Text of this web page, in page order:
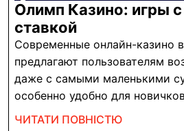
Олимп Казино: игры
ставкойОлимп
Казино:
игры
с
минимальной
ставкой
Современные онлайн-казино
предлагают пользователям
даже с самыми маленькими
особенно удобно для
ЧИТАТИ ПОВНІСТЮЧИТАТИ